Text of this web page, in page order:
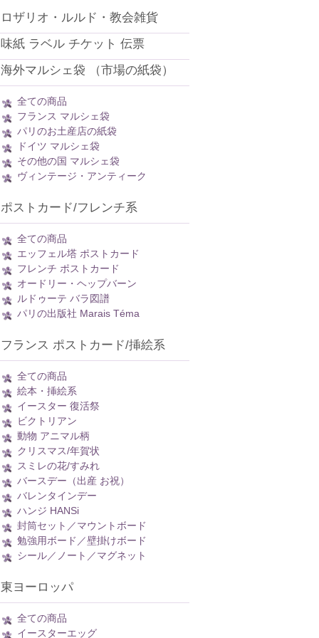
ロザリオ・ルルド・教会雑貨
味紙 ラベル チケット 伝票
海外マルシェ袋 （市場の紙袋）
全ての商品
フランス マルシェ袋
パリのお土産店の紙袋
ドイツ マルシェ袋
その他の国 マルシェ袋
ヴィンテージ・アンティーク
ポストカード/フレンチ系
全ての商品
エッフェル塔 ポストカード
フレンチ ポストカード
オードリー・ヘップバーン
ルドゥーテ バラ図譜
パリの出版社 Marais Téma
フランス ポストカード/挿絵系
全ての商品
絵本・挿絵系
イースター 復活祭
ビクトリアン
動物 アニマル柄
クリスマス/年賀状
スミレの花/すみれ
バースデー（出産 お祝）
バレンタインデー
ハンジ HANSi
封筒セット／マウントボード
勉強用ボード／壁掛けボード
シール／ノート／マグネット
東ヨーロッパ
全ての商品
イースターエッグ